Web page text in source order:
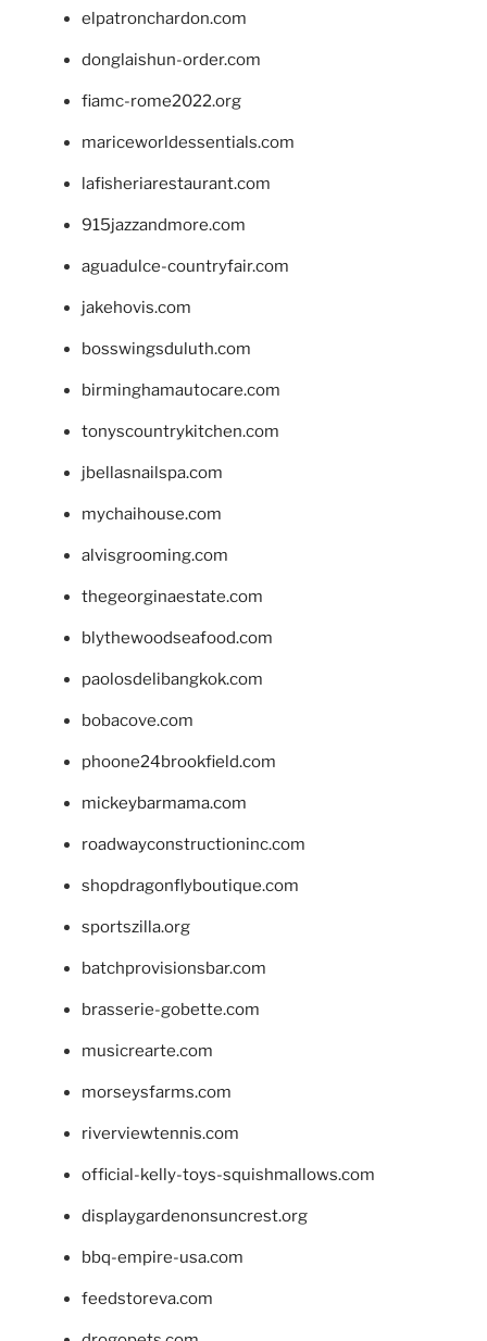
elpatronchardon.com
donglaishun-order.com
fiamc-rome2022.org
mariceworldessentials.com
lafisheriarestaurant.com
915jazzandmore.com
aguadulce-countryfair.com
jakehovis.com
bosswingsduluth.com
birminghamautocare.com
tonyscountrykitchen.com
jbellasnailspa.com
mychaihouse.com
alvisgrooming.com
thegeorginaestate.com
blythewoodseafood.com
paolosdelibangkok.com
bobacove.com
phoone24brookfield.com
mickeybarmama.com
roadwayconstructioninc.com
shopdragonflyboutique.com
sportszilla.org
batchprovisionsbar.com
brasserie-gobette.com
musicrearte.com
morseysfarms.com
riverviewtennis.com
official-kelly-toys-squishmallows.com
displaygardenonsuncrest.org
bbq-empire-usa.com
feedstoreva.com